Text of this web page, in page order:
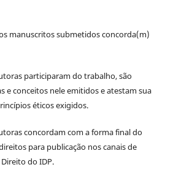
manuscritos submetidos concorda(m)
participaram do trabalho, são
e conceitos nele emitidos e atestam sua
éticos exigidos.
concordam com a forma final do
para publicação nos canais de
do IDP.